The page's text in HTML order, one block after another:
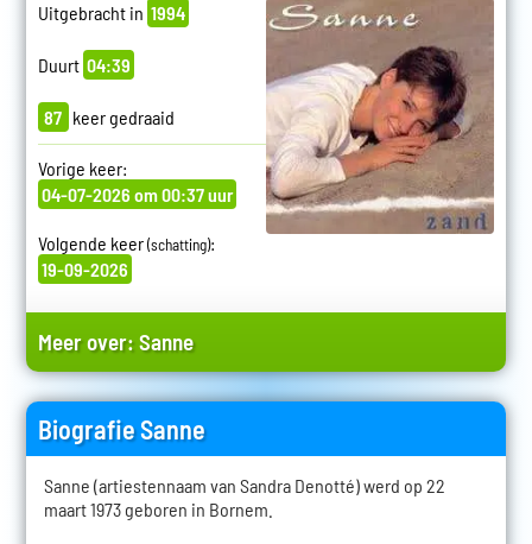
Uitgebracht in 1994
Duurt 04:39
87 keer gedraaid
Vorige keer:
04-07-2026 om 00:37 uur
Volgende keer(schatting):
19-09-2026
Meer over:Sanne
Biografie Sanne
Sanne (artiestennaam van Sandra Denotté) werd op 22
maart 1973 geboren in Bornem.